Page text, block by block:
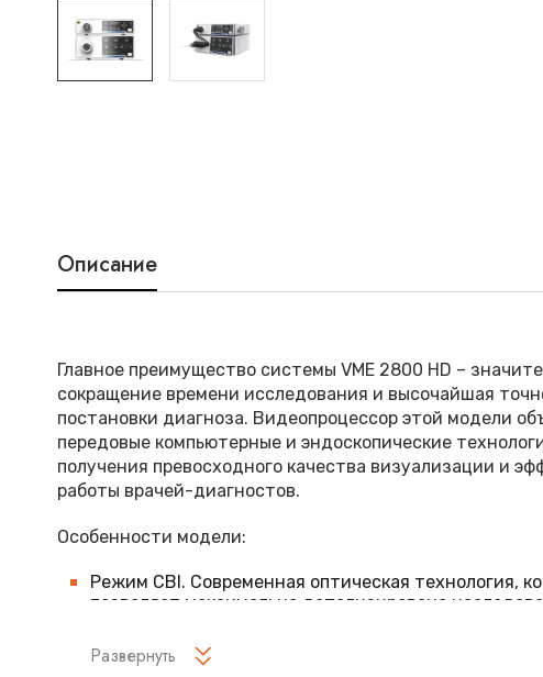
Описание
Главное преимущество системы VME 2800 HD –
сокращение времени исследования и высочайшая
постановки диагноза. Видеопроцессор этой модели
передовые компьютерные и эндоскопические
получения превосходного качества визуализации и
работы врачей-диагностов.
Особенности модели:
Режим CBI. Современная оптическая технология,
позволяет максимально детализировано
спектром. С помощью данного режима повышается
ранней диагностики раковых заболеваний.
Развернуть